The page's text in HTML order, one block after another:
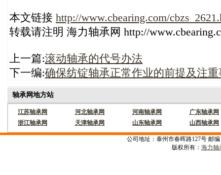
本文链接 http://www.cbearing.com/
转载请注明 海力轴承网 http://
上一篇:滚动轴承的代号办法
下一编:确保纺锭轴承正常作业的前提及注重
轴承网地方站
江苏轴承网 河北轴承网 河南轴承网
广东轴承网
浙江轴承网
天津轴承网 山东轴承网 山西轴承网
公司地址：泰州市春晖路127号 邮编
版权所有： 海力轴